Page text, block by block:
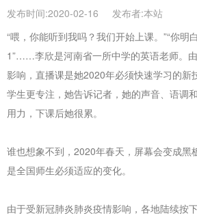
发布时间:2020-02-16 发布者:本站
“喂，你能听到我吗？我们开始上课。”“你明
1”……李欣是河南省一所中学的英语老师。
影响，直播课是她2020年必须快速学习的新
学生更专注，她告诉记者，她的声音、语调
用力，下课后她很累。
谁也想象不到，2020年春天，屏幕会变成黑
是全国师生必须适应的变化。
由于受新冠肺炎肺炎疫情影响，各地陆续按